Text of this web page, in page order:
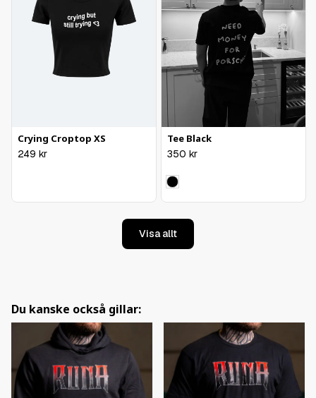
Crying Croptop XS
249 kr
Tee Black
350 kr
Visa allt
Du kanske också gillar: